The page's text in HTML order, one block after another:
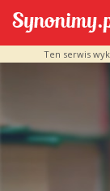
Ten serwis